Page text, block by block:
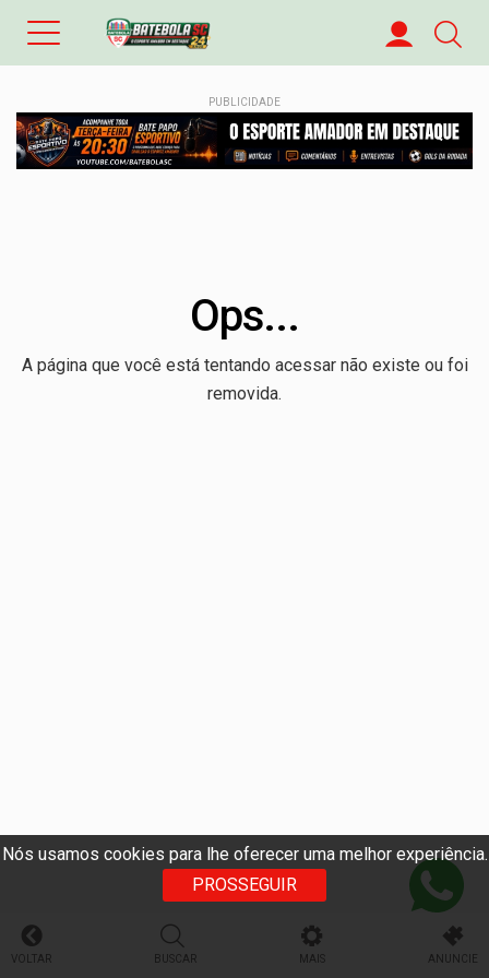
Nós usamos cookies para lhe oferecer uma melhor experiência.
PROSSEGUIR
PUBLICIDADE
Ops...
A página que você está tentando acessar não existe ou foi
removida.
VOLTAR BUSCAR MAIS ANUNCIE